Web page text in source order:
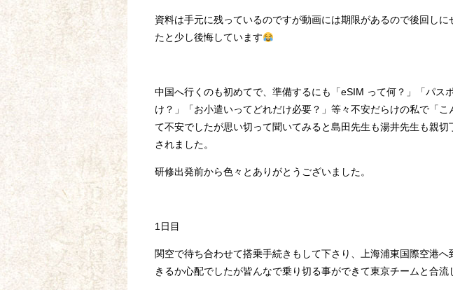
資料は手元に残っているのですが動画には期限があるので後回し
たと少し後悔しています
中国へ行くのも初めてで、準備するにも「eSIM って何？」「パス
け？」「お小遣いってどれだけ必要？」等々不安だらけの私で「
て不安でしたが思い切って聞いてみると島田先生も湯井先生も親
されました。
研修出発前から色々とありがとうございました。
1日目
関空で待ち合わせて搭乗手続きもして下さり、上海浦東国際空港
きるか心配でしたが皆んなで乗り切る事ができて東京チームと合流